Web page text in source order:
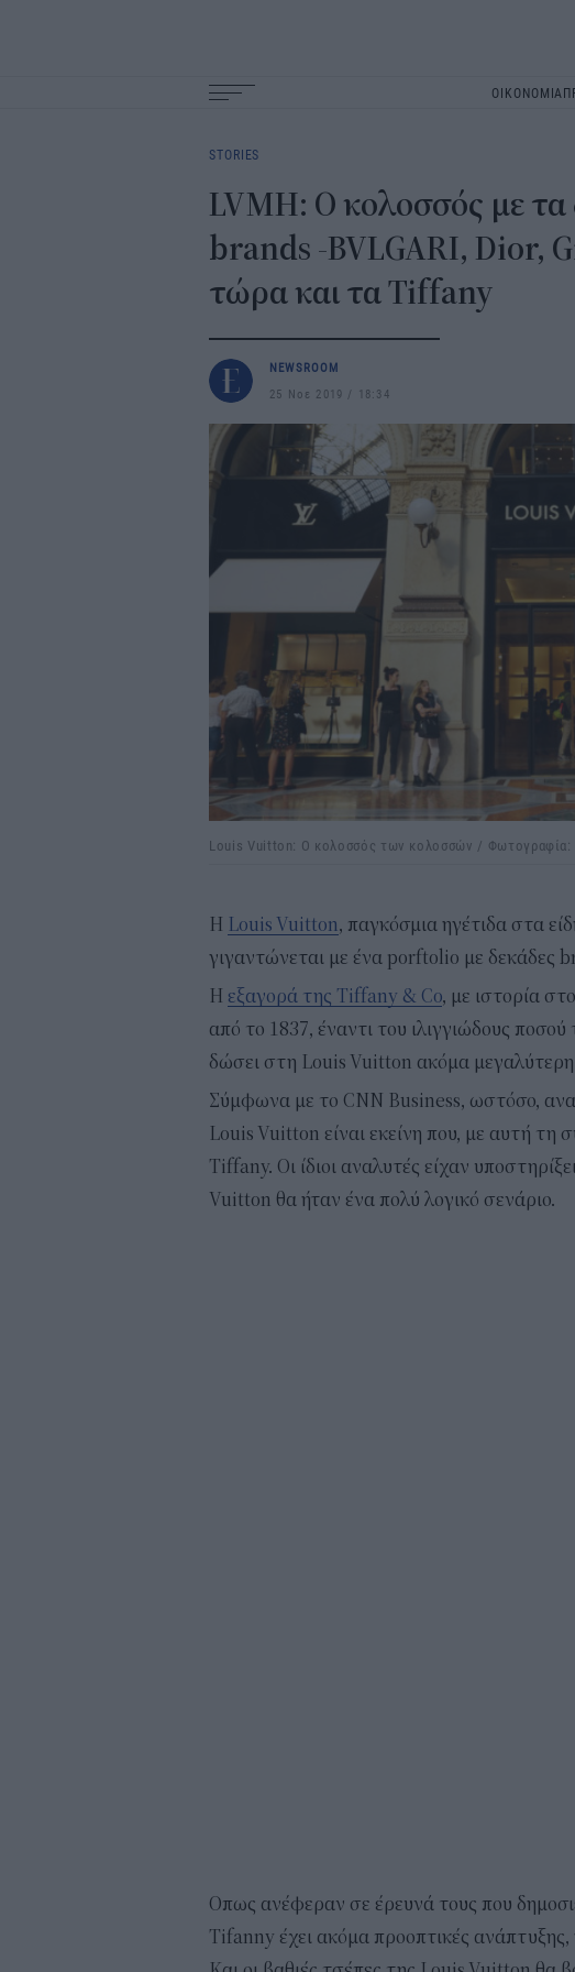
ΟΙΚΟΝΟΜΙΑ
navigation
STORIES
LVMH: Ο κολοσσός με τα
brands -BVLGARI, Dior,
τώρα και τα Tiffany
NEWSROOM
25 Νοε 2019
18:34
Louis Vuitton: Ο κολοσσός των κολοσσών / Φωτογραφία:
Η Louis Vuitton, παγκόσμια ηγέτιδα στα
γιγαντώνεται με ένα porftolio με δεκάδες
Η εξαγορά της Tiffany & Co, με ιστορία
από το 1837, έναντι του ιλιγγιώδους
δώσει στη Louis Vuitton ακόμα μεγαλύτερη
Σύμφωνα με το CNN Business, ωστόσο,
Louis Vuitton είναι εκείνη που, με αυτή τη
Tiffany. Οι ίδιοι αναλυτές είχαν
Vuitton θα ήταν ένα πολύ λογικό σενάριο.
Οπως ανέφεραν σε έρευνά τους που
Tifanny έχει ακόμα προοπτικές